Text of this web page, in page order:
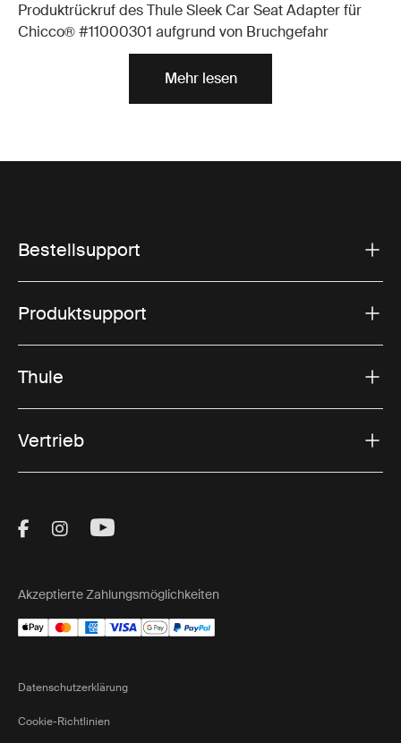
Produktrückruf des Thule Sleek Car Seat Adapter für
Chicco® #11000301 aufgrund von Bruchgefahr
Mehr lesen
Bestellsupport
Produktsupport
Thule
Vertrieb
Visit Thule on Facebook (external link)
Visit Thule on Instagram (external link)
Visit Thule on Youtube (external
Akzeptierte Zahlungsmöglichkeiten
Datenschutzerklärung
Cookie-Richtlinien